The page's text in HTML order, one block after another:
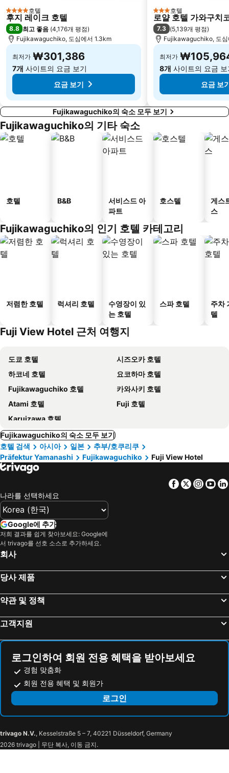
4 성급 호텔
후지 레이크 호텔
8.8 최고 좋음 (4,176개 평점)
Fujikawaguchiko, 도심에서 1.3km
최저가 ₩301,386
7개 사이트의 요금 보기
요금 보기
3 성급호텔
로얄 호텔 가와구치
7.3 (5,139개 평점)
Fujikawaguchiko, 도심
최저가
8개 사이트의 요금 보
요금 보
Fujikawaguchiko의 숙소 모두 보기
Fujikawaguchiko의 기타 숙소
호텔 B&B
서비스드 아
파트
호스텔
게스
스
Fujikawaguchiko의 인기 호텔 카테고리
저렴한 호텔 럭셔리 호텔
수영장이 있
는 호텔
스파 호텔
주차
텔
Fuji View Hotel 근처 여행지
도쿄 호텔
시즈오카 호텔
하코네 호텔
요코하마 호텔
Fujikawaguchiko 호텔
카와사키 호텔
Atami 호텔
Fuji 호텔
Karuizawa 호텔
Fujikawaguchiko의 숙소 모두 보기
호텔 검색
아시아 일본
추부/호쿠리쿠
Präfektur Yamanashi
Fujikawaguchiko Fuji View Hotel
Facebook
Twitter
나라를 선택하세요
Google에 추가
저희 결과를 쉽게 찾아보세요: Google에
서 trivago를 선호 소스로 추가하세요.
회사
당사 제품
약관 및 정책
고객지원
로그인하여 회원 전용 혜택을 받아보세요
경험 맞춤화
회원 전용 혜택 및 회원가
로그인
trivago N.V., Kesselstraße 5 – 7, 40221 Düsseldorf, Germany
2026 trivago | 무단 복사, 이동 금지.